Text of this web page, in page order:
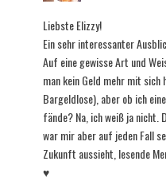
Liebste Elizzy!
Ein sehr interessanter
Auf eine gewisse Art und
man kein Geld mehr mit
Bargeldlose), aber ob ich
fände? Na, ich weiß ja nicht.
war mir aber auf jeden Fall
Zukunft aussieht, lesende
♥